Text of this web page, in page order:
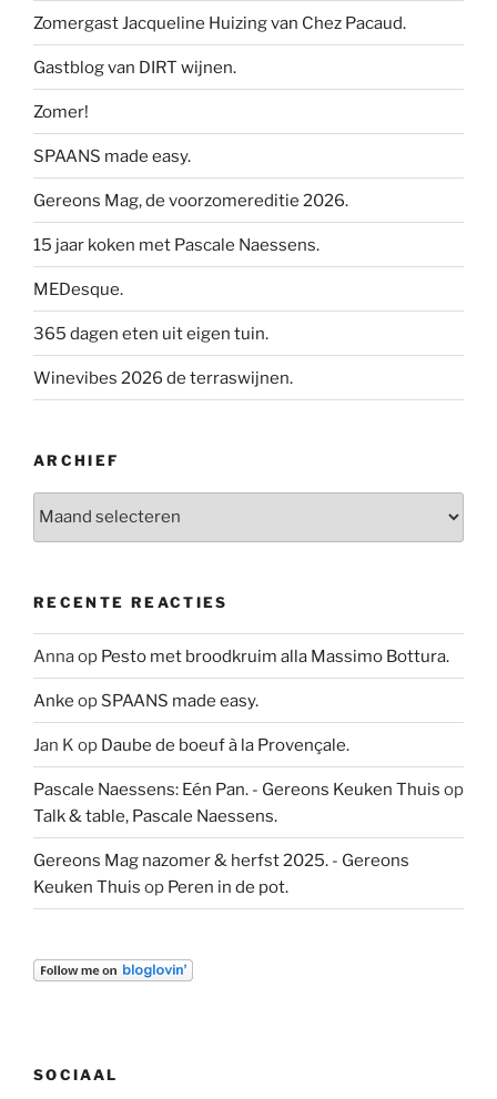
Zomergast Jacqueline Huizing van Chez Pacaud.
Gastblog van DIRT wijnen.
Zomer!
SPAANS made easy.
Gereons Mag, de voorzomereditie 2026.
15 jaar koken met Pascale Naessens.
MEDesque.
365 dagen eten uit eigen tuin.
Winevibes 2026 de terraswijnen.
ARCHIEF
RECENTE REACTIES
Annaop Pesto met broodkruim alla Massimo Bottura.
Anke op SPAANS made easy.
Jan K op Daube de boeuf à la Provençale.
Pascale Naessens: Eén Pan. - Gereons Keuken Thuis op
Talk & table, Pascale Naessens.
Gereons Mag nazomer & herfst 2025. - Gereons
Keuken Thuis op Peren in de pot.
SOCIAAL